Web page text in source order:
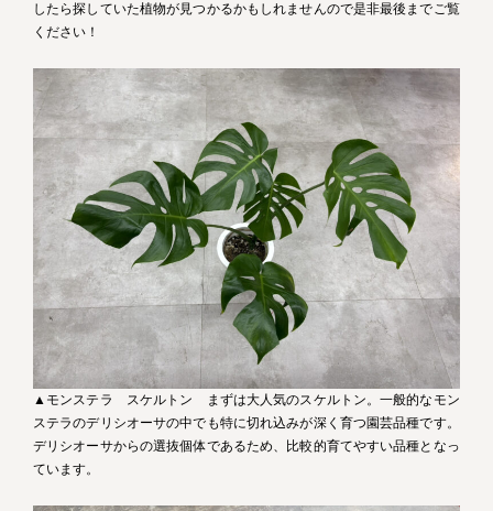
したら探していた植物が見つかるかもしれませんので是非最後までご覧
ください！
▲モンステラ スケルトン まずは大人気のスケルトン。一般的なモン
ステラのデリシオーサの中でも特に切れ込みが深く育つ園芸品種です。
デリシオーサからの選抜個体であるため、比較的育てやすい品種となっ
ています。